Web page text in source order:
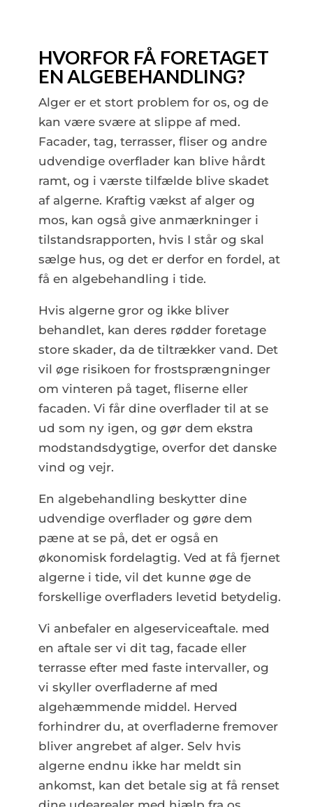
HVORFOR FÅ FORETAGET
EN ALGEBEHANDLING?
Alger er et stort problem for os, og de
kan være svære at slippe af med.
Facader, tag, terrasser, fliser og andre
udvendige overflader kan blive hårdt
ramt, og i værste tilfælde blive skadet
af algerne. Kraftig vækst af alger og
mos, kan også give anmærkninger i
tilstandsrapporten, hvis I står og skal
sælge hus, og det er derfor en fordel, at
få en algebehandling i tide.
Hvis algerne gror og ikke bliver
behandlet, kan deres rødder foretage
store skader, da de tiltrækker vand. Det
vil øge risikoen for frostsprængninger
om vinteren på taget, fliserne eller
facaden. Vi får dine overflader til at se
ud som ny igen, og gør dem ekstra
modstandsdygtige, overfor det danske
vind og vejr.
En algebehandling beskytter dine
udvendige overflader og gøre dem
pæne at se på, det er også en
økonomisk fordelagtig. Ved at få fjernet
algerne i tide, vil det kunne øge de
forskellige overfladers levetid betydelig.
Vi anbefaler en algeserviceaftale. med
en aftale ser vi dit tag, facade eller
terrasse efter med faste intervaller, og
vi skyller overfladerne af med
algehæmmende middel. Herved
forhindrer du, at overfladerne fremover
bliver angrebet af alger. Selv hvis
algerne endnu ikke har meldt sin
ankomst, kan det betale sig at få renset